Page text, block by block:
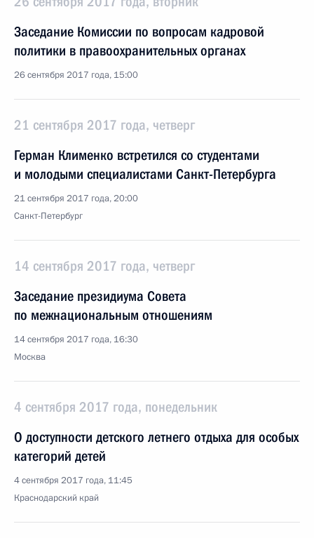
Заседание Комиссии по вопросам кадровой
политики в правоохранительных органах
26 сентября 2017 года, 15:00
21 сентября 2017 года, четверг
Герман Клименко встретился со студентами
и молодыми специалистами Санкт-Петербурга
21 сентября 2017 года, 20:00
Санкт-Петербург
14 сентября 2017 года, четверг
Заседание президиума Совета
по межнациональным отношениям
14 сентября 2017 года, 16:30
Москва
4 сентября 2017 года, понедельник
О доступности детского летнего отдыха для особых
категорий детей
4 сентября 2017 года, 11:45
Краснодарский край